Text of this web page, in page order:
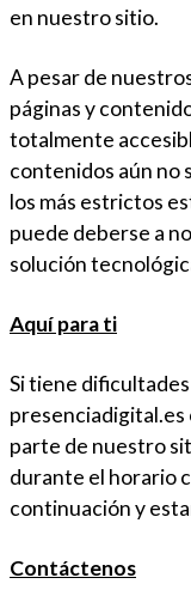
en nuestro sitio.
A pesar de
páginas y
totalmente
contenidos aún no
los más estrictos
puede deberse a
solución
Aquí para ti
Si tiene
presenciadigital.es
parte de nuestro
durante el horario
continuación y
Contáctenos